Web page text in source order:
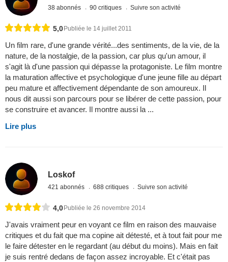
38 abonnés 90 critiques Suivre son activité
5,0 Publiée le 14 juillet 2011
Un film rare, d'une grande vérité...des sentiments, de la vie, de la
nature, de la nostalgie, de la passion, car plus qu'un amour, il
s'agit là d'une passion qui dépasse la protagoniste. Le film montre
la maturation affective et psychologique d'une jeune fille au départ
peu mature et affectivement dépendante de son amoureux. Il
nous dit aussi son parcours pour se libérer de cette passion, pour
se construire et avancer. Il montre aussi la ...
Lire plus
Loskof
421 abonnés 688 critiques Suivre son activité
4,0 Publiée le 26 novembre 2014
J'avais vraiment peur en voyant ce film en raison des mauvaise
critiques et du fait que ma copine ait détesté, et à tout fait pour me
le faire détester en le regardant (au début du moins). Mais en fait
je suis rentré dedans de façon assez incroyable. Et c'était pas